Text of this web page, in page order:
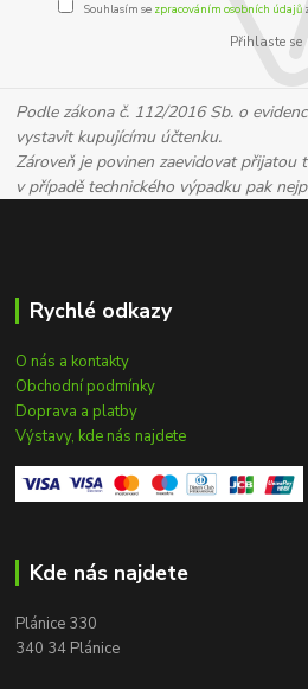
Souhlasím se zpracováním osobních údajů
Přihlaste se
Podle zákona č. 112/2016 Sb. o
vystavit kupujícímu účtenku.
Zároveň je povinen zaevidovat přijatou
v případě technického výpadku pak
Rychlé odkazy
O nás a kontakty
Obchodní podmínky
Doprava a platby
Výstavy, kde nás najdete
Kde nás najdete
Plánice 330
340 34 Plánice